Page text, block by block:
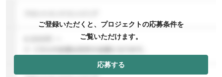
ご登録いただくと、プロジェクトの応募条件を
ご覧いただけます。
応募する